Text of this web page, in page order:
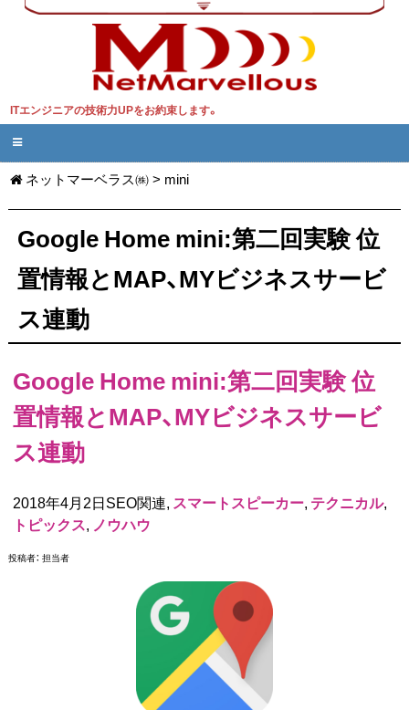
ITエンジニアの技術力UPをお約束します。
ネットマーベラス㈱> mini
Google Home mini:第二回実験 位
置情報とMAP、MYビジネスサービ
ス連動
Google Home mini:第二回実験 位
置情報とMAP、MYビジネスサービ
ス連動
2018年4月2日SEO関連, スマートスピーカー, テクニカル,
トピックス, ノウハウ
投稿者： 担当者